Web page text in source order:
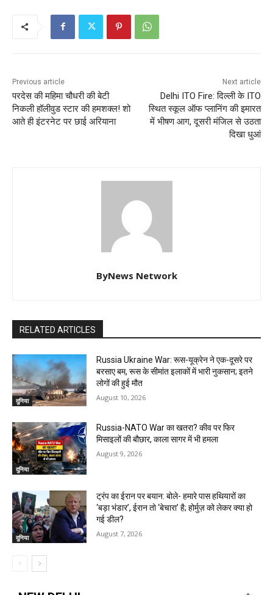
Previous article
परदेस की महिमा चौधरी की बेटी
निकली हॉलीवुड स्टार की हमशक्ल! शो
आते ही इंटरनेट पर छाई अरियाना
Next article
Delhi ITO Fire: दिल्ली के ITO
स्थित स्कूल ऑफ प्लानिंग की इमारत
में भीषण आग, दूसरी मंजिल से उठता
दिखा धुआं
ByNews Network
RELATED ARTICLES
दुनिया
Russia Ukraine War: रूस-यूक्रेन ने एक-दूसरे पर
बरसाए बम, रूस के सीमांत इलाकों में भारी नुकसान; इतने
लोगों की हुई मौत
August 10, 2026
दुनिया
Russia-NATO War का खतरा? कीव पर फिर
मिसाइलों की बौछार, काला सागर में भी हमला
August 9, 2026
दुनिया
ट्रंप का ईरान पर बयान: बोले- हमारे पास हथियारों का
‘बड़ा भंडार’, ईरान तो ‘बेचारा’ है; होर्मुज़ को लेकर क्या हो
गई डील?
August 7, 2026